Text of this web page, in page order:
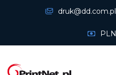
druk@dd.com.pl
PLN